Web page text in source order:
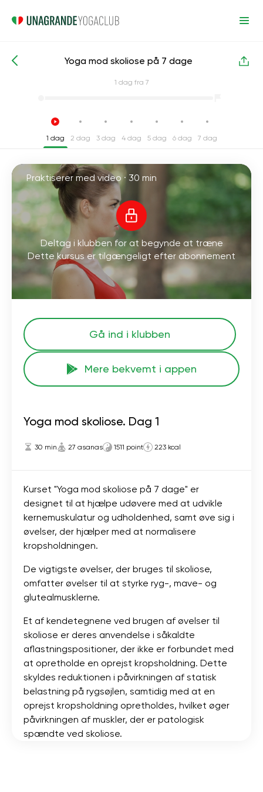
Intensive yogakurser Tilbage
Yoga mod skoliose på 7 dage
1 dag fra 7
1 dag 2 dag 3 dag 4 dag 5 dag 6 dag 7 dag
Praktiserer med video · 30 min
Deltag i klubben for at begynde at træne
Dette kursus er tilgængeligt efter abonnement
Gå ind i klubben
Mere bekvemt i appen
Yoga mod skoliose. Dag 1
30 min 27 asanas 1511 point 223 kcal
Kurset "Yoga mod skoliose på 7 dage" er
designet til at hjælpe udøvere med at udvikle
kernemuskulatur og udholdenhed, samt øve sig i
øvelser, der hjælper med at normalisere
kropsholdningen.
De vigtigste øvelser, der bruges til skoliose,
omfatter øvelser til at styrke ryg-, mave- og
glutealmusklerne.
Et af kendetegnene ved brugen af ​​øvelser til
skoliose er deres anvendelse i såkaldte
aflastningspositioner, der ikke er forbundet med
at opretholde en oprejst kropsholdning. Dette
skyldes reduktionen i påvirkningen af ​​statisk
belastning på rygsøjlen, samtidig med at en
oprejst kropsholdning opretholdes, hvilket øger
påvirkningen af ​​muskler, der er patologisk
spændte ved skoliose.